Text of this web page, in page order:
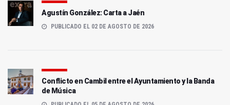
Agustín González: Carta a Jaén
PUBLICADO EL 02 DE AGOSTO DE 2026
Conflicto en Cambil entre el Ayuntamiento y la Banda
de Música